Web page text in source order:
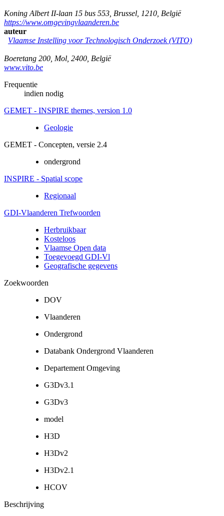
Koning Albert II-laan 15 bus 553 Brussel 1210 België
https://www.omgevingvlaanderen.be
auteur
Vlaamse Instelling voor Technologisch Onderzoek (VITO)
Boeretang 200 Mol 2400 België
www.vito.be
Frequentie
indien nodig
GEMET - INSPIRE themes, version 1.0
Geologie
GEMET - Concepten, versie 2.4
ondergrond
INSPIRE - Spatial scope
Regionaal
GDI-Vlaanderen Trefwoorden
Herbruikbaar
Kosteloos
Vlaamse Open data
Toegevoegd GDI-Vl
Geografische gegevens
Zoekwoorden
DOV
Vlaanderen
Ondergrond
Databank Ondergrond Vlaanderen
Departement Omgeving
G3Dv3.1
G3Dv3
model
H3D
H3Dv2
H3Dv2.1
HCOV
Beschrijving